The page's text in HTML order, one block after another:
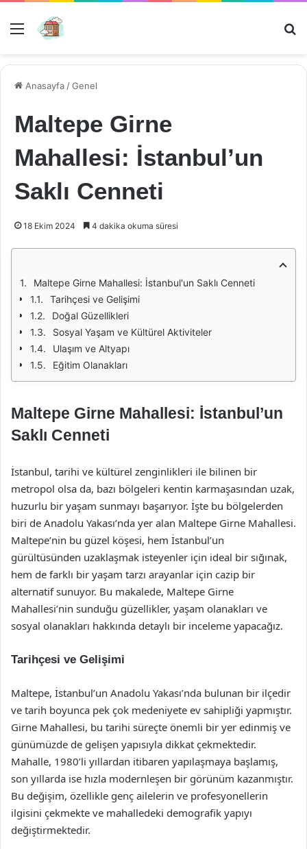
Menü
Anasayfa /Genel
Maltepe Girne
Mahallesi: İstanbul’un
Saklı Cenneti
18 Ekim 2024 4 dakika okuma süresi
Maltepe Girne Mahallesi: İstanbul'un Saklı Cenneti
Tarihçesi ve Gelişimi
Doğal Güzellikleri
Sosyal Yaşam ve Kültürel Aktiviteler
Ulaşım ve Altyapı
Eğitim Olanakları
Maltepe Girne Mahallesi: İstanbul’un
Saklı Cenneti
İstanbul, tarihi ve kültürel zenginlikleri ile bilinen bir
metropol olsa da, bazı bölgeleri kentin karmaşasından uzak,
huzurlu bir yaşam sunmayı başarıyor. İşte bu bölgelerden
biri de Anadolu Yakası’nda yer alan Maltepe Girne Mahallesi.
Maltepe’nin bu güzel köşesi, hem İstanbul’un
gürültüsünden uzaklaşmak isteyenler için ideal bir sığınak,
hem de farklı bir yaşam tarzı arayanlar için cazip bir
alternatif sunuyor. Bu makalede, Maltepe Girne
Mahallesi’nin sunduğu güzellikler, yaşam olanakları ve
sosyal olanakları hakkında detaylı bir inceleme yapacağız.
Tarihçesi ve Gelişimi
Maltepe, İstanbul’un Anadolu Yakası’nda bulunan bir ilçedir
ve tarih boyunca pek çok medeniyete ev sahipliği yapmıştır.
Girne Mahallesi, bu tarihi süreçte önemli bir yer edinmiş ve
günümüzde de gelişen yapısıyla dikkat çekmektedir.
Mahalle, 1980’li yıllardan itibaren yapılaşmaya başlamış,
son yıllarda ise hızla modernleşen bir görünüm kazanmıştır.
Bu değişim, özellikle genç ailelerin ve profesyonellerin
ilgisini çekmekte ve mahalledeki demografik yapıyı
değiştirmektedir.